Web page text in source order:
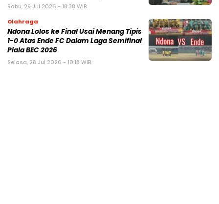
Rabu, 29 Jul 2026 - 18:38 WIB
Olahraga
Ndona Lolos ke Final Usai Menang Tipis
1-0 Atas Ende FC Dalam Laga Semifinal
Piala BEC 2026
Selasa, 28 Jul 2026 - 10:18 WIB